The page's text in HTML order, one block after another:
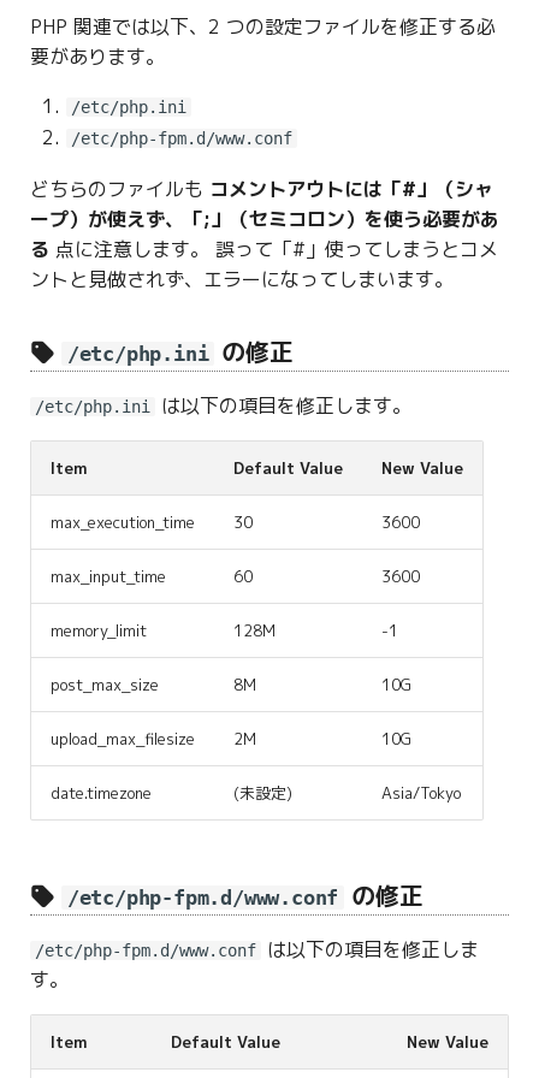
PHP 関連では以下、2 つの設定ファイルを修正する必
要があります。
/etc/php.ini
/etc/php-fpm.d/www.conf
どちらのファイルも コメントアウトには「#」（シャ
ープ）が使えず、「;」（セミコロン）を使う必要があ
る 点に注意します。 誤って「#」使ってしまうとコメ
ントと見做されず、エラーになってしまいます。
/etc/php.ini の修正
/etc/php.ini は以下の項目を修正します。
Item Default Value New Value
max_execution_time 30 3600
max_input_time 60 3600
memory_limit 128M -1
post_max_size 8M 10G
upload_max_filesize 2M 10G
date.timezone (未設定) Asia/Tokyo
/etc/php-fpm.d/www.conf の修正
/etc/php-fpm.d/www.conf
は以下の項目を修正しま
す。
Item Default Value New Value